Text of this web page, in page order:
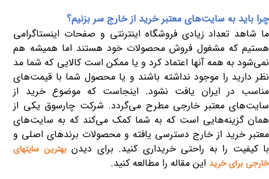
چرا باید به سایت‌های معتبر خرید از خارج سر بزنیم؟
ما شاهد تعداد زیادی فروشگاه اینترنتی و صفحات اینستاگرامی
هستیم که مشغول فروش محصولات خود هستند اما همیشه هم
نمی‌شود به همه آنها اعتماد کرد و یا ممکن است کالایی که شما مد
نظر دارید را موجود نداشته باشند و یا محصول شما با قیمت‌های
مناسب در ایران یافت نشود. اینجاست که موضوع خرید از
سایت‌های معتبر خارجی مطرح می‌گردد. شرکت چارسوق یکی از
همان گزینه‌هایی است که به شما کمک می‌کند که به سایت‌های
معتبر خرید از خارج دسترسی یافته و محصولات برندهای اصلی و
با کیفیت را به راحتی خریداری کنید. برای دیدنبهترین سایتهای
خارجی برای خرید این مقاله را مطالعه کنید.